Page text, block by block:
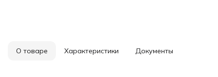
О товаре Характеристики Документы